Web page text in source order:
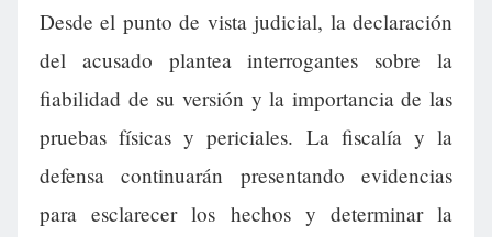
Desde el punto de vista judicial, la declaración
del acusado plantea interrogantes sobre la
fiabilidad de su versión y la importancia de las
pruebas físicas y periciales. La fiscalía y la
defensa continuarán presentando evidencias
para esclarecer los hechos y determinar la